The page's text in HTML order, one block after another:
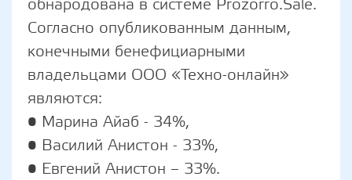
обнародована в системе Prozorro.Sale.
Согласно опубликованным данным,
конечными бенефициарными
владельцами ООО «Техно-онлайн»
являются:
• Марина Айаб - 34%,
• Василий Анистон - 33%,
• Евгений Анистон – 33%.